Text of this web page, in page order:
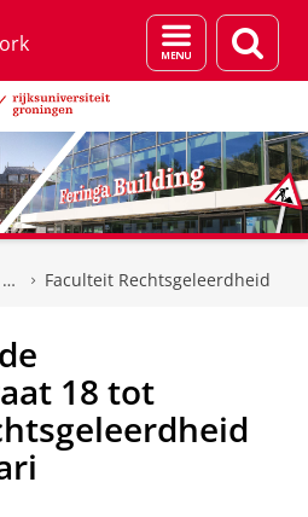
Menu
en
Faculteit Rechtsgeleerdheid
18 tot